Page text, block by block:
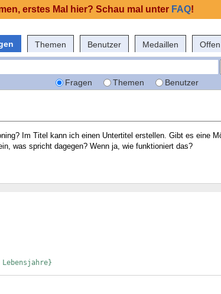
Themen Benutzer Medaillen Offen
Fragen Themen Benutzer
Im Titel kann ich einen Untertitel erstellen. Gibt es eine
was spricht dagegen? Wenn ja, wie funktioniert das?
erstes Mal hier? Schau mal unter FAQ!